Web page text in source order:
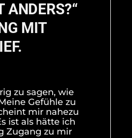
ANDERS?“
MIT
zu sagen, wie
Gefühle zu
mir nahezu
ist als hätte ich
Zugang zu mir